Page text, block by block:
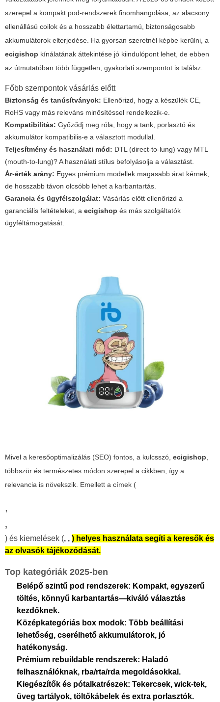
szerepel a kompakt pod-rendszerek finomhangolása, az alacsony
ellenállású coilok és a hosszabb élettartamú, biztonságosabb
akkumulátorok elterjedése. Ha gyorsan szeretnél képbe kerülni, a
ecigishop kínálatának áttekintése jó kiindulópont lehet, de ebben
az útmutatóban több független, gyakorlati szempontot is találsz.
Főbb szempontok vásárlás előtt
Biztonság és tanúsítványok: Ellenőrizd, hogy a készülék CE,
RoHS vagy más releváns minősítéssel rendelkezik-e.
Kompatibilitás: Győződj meg róla, hogy a tank, porlasztó és
akkumulátor kompatibilis-e a választott modullal.
Teljesítmény és használati mód: DTL (direct-to-lung) vagy MTL
(mouth-to-lung)? A használati stílus befolyásolja a választást.
Ár-érték arány: Egyes prémium modellek magasabb árat kérnek,
de hosszabb távon olcsóbb lehet a karbantartás.
Garancia és ügyfélszolgálat: Vásárlás előtt ellenőrizd a
garanciális feltételeket, a ecigishop és más szolgáltatók
ügyféltámogatását.
Mivel a keresőoptimalizálás (SEO) fontos, a kulcsszó, ecigishop,
többször és természetes módon szerepel a cikkben, így a
relevancia is növekszik. Emellett a címek (
,
,
) és kiemelések (, , ) helyes használata segíti a keresők és
az olvasók tájékozódását.
Top kategóriák 2025-ben
Belépő szintű pod rendszerek: Kompakt, egyszerű
töltés, könnyű karbantartás—kiváló választás
kezdőknek.
Középkategóriás box modok: Több beállítási
lehetőség, cserélhető akkumulátorok, jó
hatékonyság.
Prémium rebuildable rendszerek: Haladó
felhasználóknak, rba/rta/rda megoldásokkal.
Kiegészítők és pótalkatrészek: Tekercsek, wick-tek,
üveg tartályok, töltőkábelek és extra porlasztók.